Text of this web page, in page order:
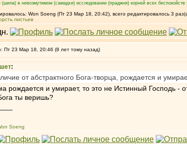
(шила) в невозмутимом (самадхи) исследовании (праджня) корней всех беспокойств
Won Soeng (Пт 23 Мар 18, 20:42), всего редактировалось 3
листьев
Пт 23 Мар 18, 20:46 (8 лет тому назад)
:
от абстрактного Бога-творца, рождается и
рождается и умирает, то это не Истинный Господь -
ты веришь?
Soeng